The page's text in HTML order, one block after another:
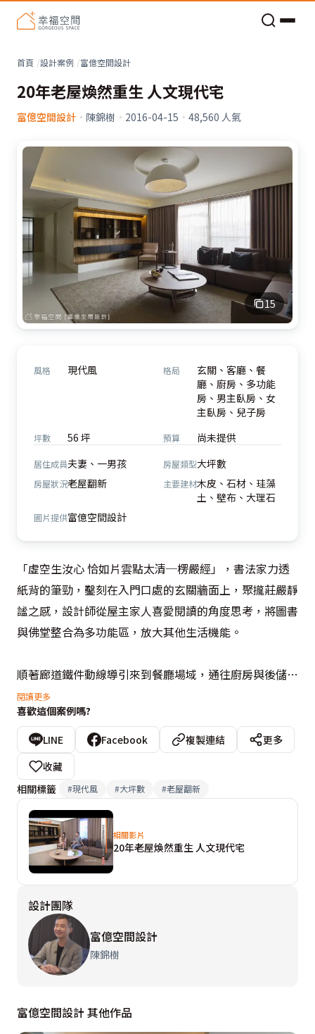
首頁 設計案例 富億空間設計
20年老屋煥然重生 人文現代宅
富億空間設計 · 陳錦樹 · 2016-04-15 · 48,560 人氣
15
風格 現代風 格局
玄關、客廳、餐
廳、廚房、多功能
房、男主臥房、女
主臥房、兒子房
坪數 56 坪 預算 尚未提供
居住成員夫妻、一男孩 房屋類型大坪數
房屋狀況老屋翻新 主要建材木皮、石材、珪藻
土、壁布、大理石
圖片提供富億空間設計
「虛空生汝心 恰如片雲點太清─楞嚴經」，書法家力透
紙背的筆勁，鑿刻在入門口處的玄關牆面上，聚攏莊嚴靜
謐之感，設計師從屋主家人喜愛閱讀的角度思考，將圖書
與佛堂整合為多功能區，放大其他生活機能。
順著廊道鐵件動線導引來到餐廳場域，通往廚房與後儲藏
陽台的亂紋玻璃門片對稱規劃，並引進敞亮日光明亮無對
外窗的餐廳。三位家庭成員使用地臥房空間，延續富億設
計一貫地人文優雅風格，在細部做出不同的層次變化，調
整出適性地臥眠情境氛圍。
閱讀更多
喜歡這個案例嗎?
LINE Facebook 複製連結
更多
收藏
相關標籤
#現代風 #大坪數 #老屋翻新
相關影片
20年老屋煥然重生 人文現代宅
設計團隊
富億空間設計
陳錦樹
富億空間設計 其他作品